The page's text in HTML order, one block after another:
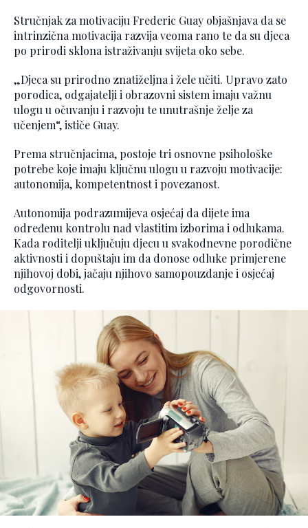
Stručnjak za motivaciju Frederic Guay objašnjava da se
intrinzična motivacija razvija veoma rano te da su djeca
po prirodi sklona istraživanju svijeta oko sebe.
„Djeca su prirodno znatiželjna i žele učiti. Upravo zato
porodica, odgajatelji i obrazovni sistem imaju važnu
ulogu u očuvanju i razvoju te unutrašnje želje za
učenjem“, ističe Guay.
Prema stručnjacima, postoje tri osnovne psihološke
potrebe koje imaju ključnu ulogu u razvoju motivacije:
autonomija, kompetentnost i povezanost.
Autonomija podrazumijeva osjećaj da dijete ima
određenu kontrolu nad vlastitim izborima i odlukama.
Kada roditelji uključuju djecu u svakodnevne porodične
aktivnosti i dopuštaju im da donose odluke primjerene
njihovoj dobi, jačaju njihovo samopouzdanje i osjećaj
odgovornosti.